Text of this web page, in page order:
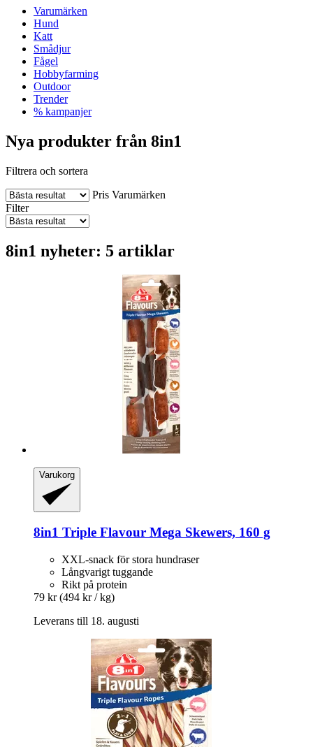
Varumärken
Hund
Katt
Smådjur
Fågel
Hobbyfarming
Outdoor
Trender
% kampanjer
Nya produkter från 8in1
Filtrera och sortera
Pris Varumärken
Filter
8in1 nyheter: 5 artiklar
Varukorg
8in1 Triple Flavour Mega Skewers, 160 g
XXL-snack för stora hundraser
Långvarigt tuggande
Rikt på protein
79 kr (494 kr / kg)
Leverans till 18. augusti